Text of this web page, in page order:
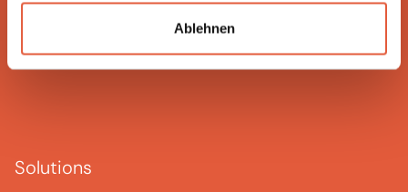
Ablehnen
Solutions